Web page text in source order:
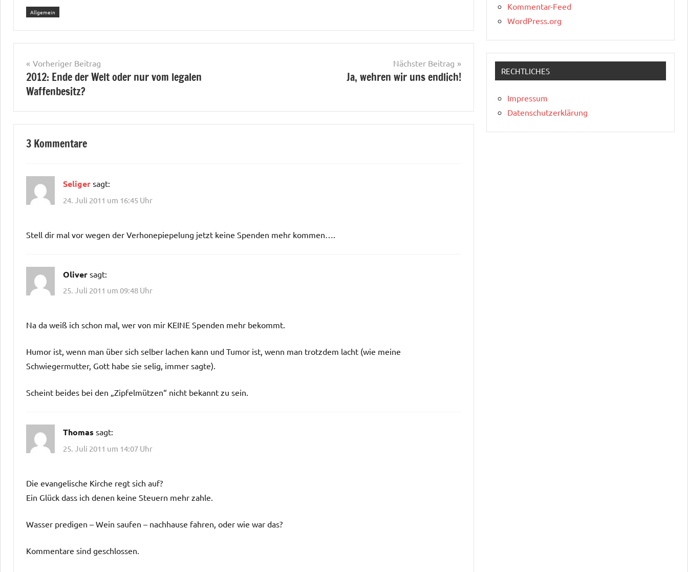
Allgemein
Beitragsnavigation
Vorheriger Beitrag
2012: Ende der Welt oder nur vom legalen
Waffenbesitz?
Nächster Beitrag
Ja, wehren wir uns endlich!
3 Kommentare
Seliger sagt:
24. Juli 2011 um 16:45 Uhr
Stell dir mal vor wegen der Verhonepiepelung jetzt keine Spenden mehr kommen….
Oliver sagt:
25. Juli 2011 um 09:48 Uhr
Na da weiß ich schon mal, wer von mir KEINE Spenden mehr bekommt.
Humor ist, wenn man über sich selber lachen kann und Tumor ist, wenn man trotzdem lacht (wie meine
Schwiegermutter, Gott habe sie selig, immer sagte).
Scheint beides bei den „Zipfelmützen“ nicht bekannt zu sein.
Thomas sagt:
25. Juli 2011 um 14:07 Uhr
Die evangelische Kirche regt sich auf?
Ein Glück dass ich denen keine Steuern mehr zahle.
Wasser predigen – Wein saufen – nachhause fahren, oder wie war das?
Kommentare sind geschlossen.
Kommentar-Feed
WordPress.org
RECHTLICHES
Impressum
Datenschutzerklärung